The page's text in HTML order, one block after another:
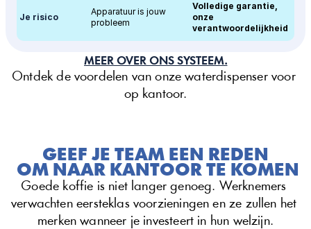
Je risico
Apparatuur is jouw
probleem
Volledige garantie,
onze
verantwoordelijkheid
MEER OVER ONS SYSTEEM.
Ontdek de voordelen van onze waterdispenser voor
op kantoor.
GEEF JE TEAM EEN REDEN
OM NAAR KANTOOR TE KOMEN
Goede koffie is niet langer genoeg. Werknemers
verwachten eersteklas voorzieningen en ze zullen het
merken wanneer je investeert in hun welzijn.